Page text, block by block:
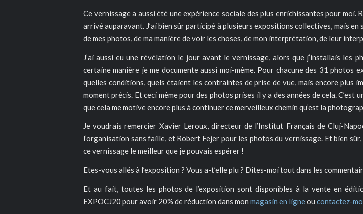
Ce vernissage a aussi été une expérience sociale des plus enrichissantes pour moi.
arrivé auparavant. J’ai bien sûr participé à plusieurs expositions collectives, mais
de mes photos, de ma manière de voir les choses, de mon interprétation, de leur
J’ai aussi eu une révélation le jour avant le vernissage, alors que j’installais les
certaine manière je me documente aussi moi-même. Pour chacune des 31 photos
quelles conditions, quels étaient les contraintes de prise de vue, mais encore plus
moment précis. Et ceci même pour des photos prises il y a des années de cela. C’est
que cela me motive encore plus à continuer ce merveilleux chemin qu’est la
Je voudrais remercier Xavier Leroux, directeur de l’Institut Français de Cluj-
l’organisation sans faille, et Robert Fejer pour les photos du vernissage. Et bien
ce vernissage le meilleur que je pouvais espérer !
Etes-vous allés à l’exposition ? Vous a-t’elle plu ? Dites-moi tout dans les
Et au fait, toutes les photos de l’exposition sont disponibles à la vente en
EXPOCJ20 pour avoir 20% de réduction dans mon magasin en ligneou contactez-